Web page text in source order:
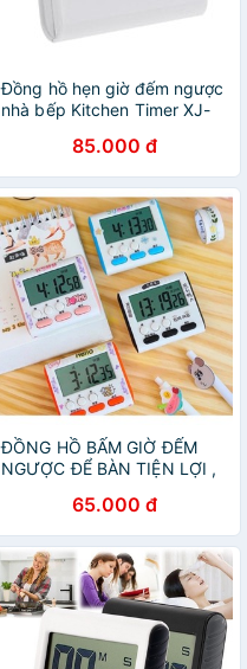
Đồng hồ hẹn giờ đếm ngược
nhà bếp Kitchen Timer XJ-
85.000 đ
ĐỒNG HỒ BẤM GIỜ ĐẾM
NGƯỢC ĐỂ BÀN TIỆN LỢI ,
65.000 đ